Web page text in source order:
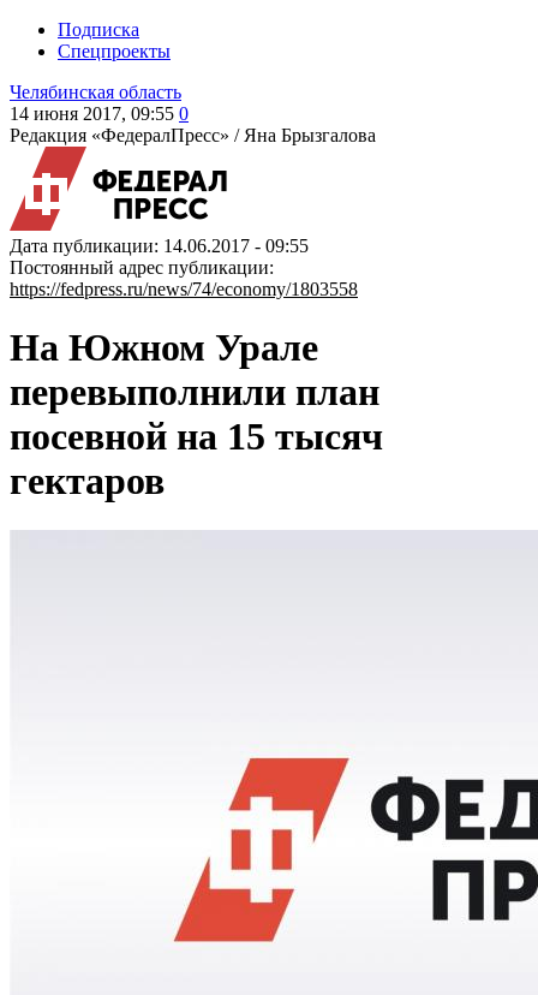
Подписка
Спецпроекты
Челябинская область
14 июня 2017, 09:55 0
Редакция «ФедералПресс» / Яна Брызгалова
Дата публикации: 14.06.2017 - 09:55
Постоянный адрес публикации:
https://fedpress.ru/news/74/economy/1803558
На Южном Урале
перевыполнили план
посевной на 15 тысяч
гектаров